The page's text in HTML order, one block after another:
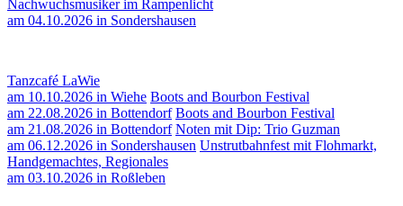
Nachwuchsmusiker im Rampenlicht
am 04.10.2026 in Sondershausen
Tanzcafé LaWie
am 10.10.2026 in Wiehe Boots and Bourbon Festival
am 22.08.2026 in Bottendorf Boots and Bourbon Festival
am 21.08.2026 in Bottendorf Noten mit Dip: Trio Guzman
am 06.12.2026 in Sondershausen Unstrutbahnfest mit Flohmarkt,
Handgemachtes, Regionales
am 03.10.2026 in Roßleben